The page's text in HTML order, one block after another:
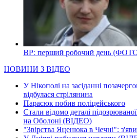
ВР: перший робочий день
НОВИНИ З ВІДЕО
У Нікополі на засіданні
відбулася стрілянина
Парасюк побив поліцейського
Стали відомо деталі
на Оболоні (ВІДЕО)
"Звірства Яценюка в Чечні":